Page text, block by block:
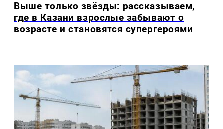
Выше только звёзды: рассказываем,
где в Казани взрослые забывают о
возрасте и становятся супергероями